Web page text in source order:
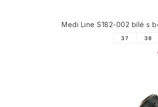
Medi Line S182-002 bílé s
37 38